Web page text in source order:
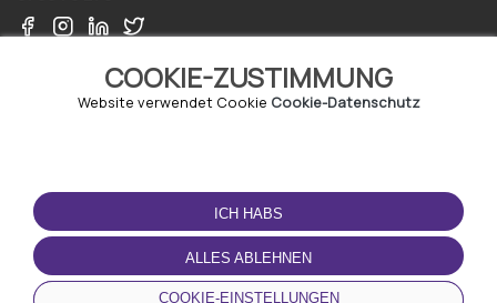
COOKIE-ZUSTIMMUNG
Website verwendet Cookie Cookie-Datenschutz
ICH HABS
ALLES ABLEHNEN
COOKIE-EINSTELLUNGEN
NUTZUNGSBEDINGUNGEN
Geschäftsbedingungen
Datenschutz-
Bestimmungen
Cookie-Richtlinie
LADEN SIE DIE APP
HERUNTER